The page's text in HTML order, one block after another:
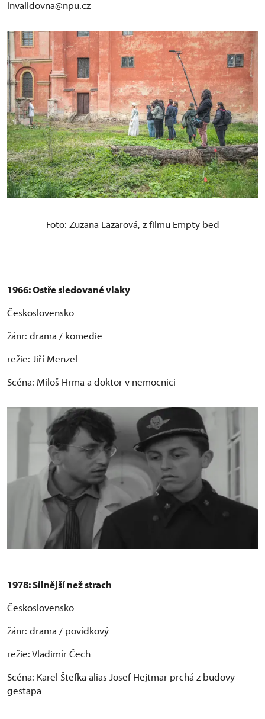
invalidovna@npu.cz
Foto: Zuzana Lazarová, z filmu Empty bed
1966: Ostře sledované vlaky
Československo
žánr: drama / komedie
režie: Jiří Menzel
Scéna: Miloš Hrma a doktor v nemocnici
1978: Silnější než strach
Československo
žánr: drama / povídkový
režie: Vladimír Čech
Scéna: Karel Štefka alias Josef Hejtmar prchá z budovy
gestapa